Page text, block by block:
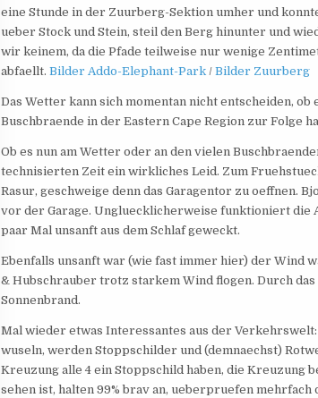
eine Stunde in der Zuurberg-Sektion umher und
ueber Stock und Stein, steil den Berg hinunter und
wir keinem, da die Pfade teilweise nur wenige
abfaellt.Bilder Addo-Elephant-Park /Bilder Zuurberg
Das Wetter kann sich momentan nicht entscheiden,
Buschbraende in der Eastern Cape Region zur Folge
Ob es nun am Wetter oder an den vielen
technisierten Zeit ein wirkliches Leid. Zum
Rasur, geschweige denn das Garagentor zu oeffnen.
vor der Garage. Ungluecklicherweise funktioniert die
paar Mal unsanft aus dem Schlaf geweckt.
Ebenfalls unsanft war (wie fast immer hier) der Wind
& Hubschrauber trotz starkem Wind flogen. Durch das
Sonnenbrand.
Mal wieder etwas Interessantes aus der
wuseln, werden Stoppschilder und (demnaechst)
Kreuzung alle 4 ein Stoppschild haben, die Kreuzung
sehen ist, halten 99% brav an, ueberpruefen